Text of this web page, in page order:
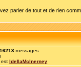
parler de tout et de rien
16213 messages
est IdellaMcInerney